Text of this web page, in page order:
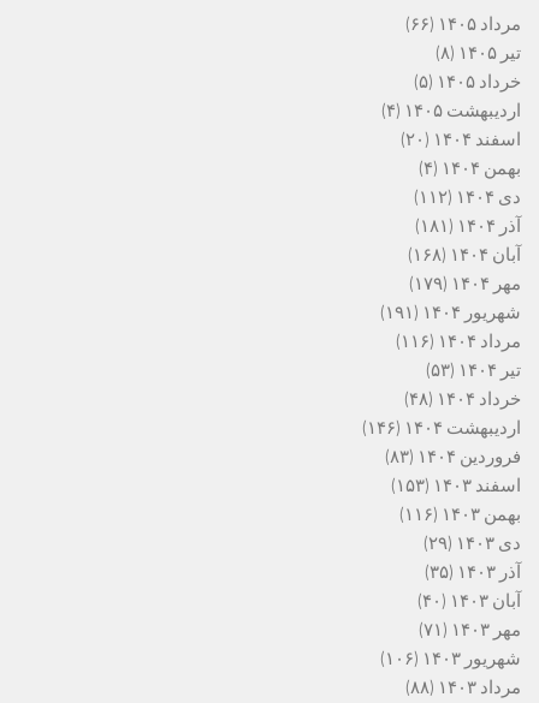
مرداد ۱۴۰۵
(۶۶)
تیر ۱۴۰۵
(۸)
خرداد ۱۴۰۵
(۵)
اردیبهشت ۱۴۰۵
(۴)
اسفند ۱۴۰۴
(۲۰)
بهمن ۱۴۰۴
(۴)
دی ۱۴۰۴
(۱۱۲)
آذر ۱۴۰۴
(۱۸۱)
آبان ۱۴۰۴
(۱۶۸)
مهر ۱۴۰۴
(۱۷۹)
شهریور ۱۴۰۴
(۱۹۱)
مرداد ۱۴۰۴
(۱۱۶)
تیر ۱۴۰۴
(۵۳)
خرداد ۱۴۰۴
(۴۸)
اردیبهشت ۱۴۰۴
(۱۴۶)
فروردین ۱۴۰۴
(۸۳)
اسفند ۱۴۰۳
(۱۵۳)
بهمن ۱۴۰۳
(۱۱۶)
دی ۱۴۰۳
(۲۹)
آذر ۱۴۰۳
(۳۵)
آبان ۱۴۰۳
(۴۰)
مهر ۱۴۰۳
(۷۱)
شهریور ۱۴۰۳
(۱۰۶)
مرداد ۱۴۰۳
(۸۸)